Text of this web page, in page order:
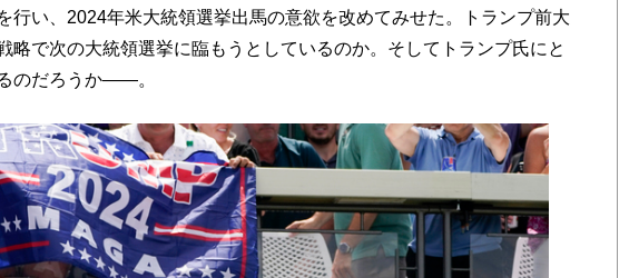
行い、2024年米大統領選挙出馬の意欲を改めてみせた。トランプ前大
略で次の大統領選挙に臨もうとしているのか。そしてトランプ氏にと
のだろうか――。